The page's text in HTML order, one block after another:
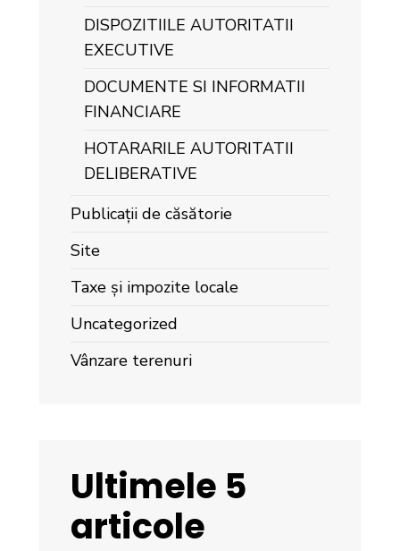
DISPOZITIILE AUTORITATII
EXECUTIVE
DOCUMENTE SI INFORMATII
FINANCIARE
HOTARARILE AUTORITATII
DELIBERATIVE
Publicații de căsătorie
Site
Taxe și impozite locale
Uncategorized
Vânzare terenuri
Ultimele 5
articole